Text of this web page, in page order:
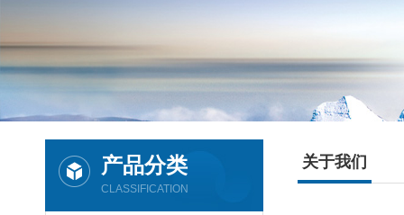
产品分类
CLASSIFICATION
关于我们